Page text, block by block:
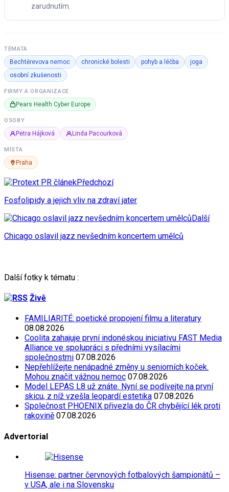
zarudnutím.
TÉMATA
Bechtěrevova nemoc chronické bolesti pohyb a léčba
joga
osobní zkušenosti
FIRMY A ORGANIZACE
Pears Health Cyber Europe
OSOBY
Petra Hájková Linda Pacourková
MÍSTA
Praha
Předchozí
Fosfolipidy a jejich vliv na zdraví jater
Další
Chicago oslavil jazz nevšedním koncertem umělců
Další fotky k tématu :
Živě
FAMILIARITÉ: poetické propojení filmu a literatury
08.08.2026
Coolita zahajuje první indonéskou iniciativu FAST Media
Alliance ve spolupráci s předními vysílacími
společnostmi 07.08.2026
Nepřehlížejte nenápadné změny u seniorních koček.
Mohou značit vážnou nemoc 07.08.2026
Model LEPAS L8 už znáte. Nyní se podívejte na první
skicu, z níž vzešla leopardí estetika 07.08.2026
Společnost PHOENIX přivezla do ČR chybějící lék proti
rakovině 07.08.2026
Advertorial
Hisense: partner červnových fotbalových šampionátů –
v USA, ale i na Slovensku